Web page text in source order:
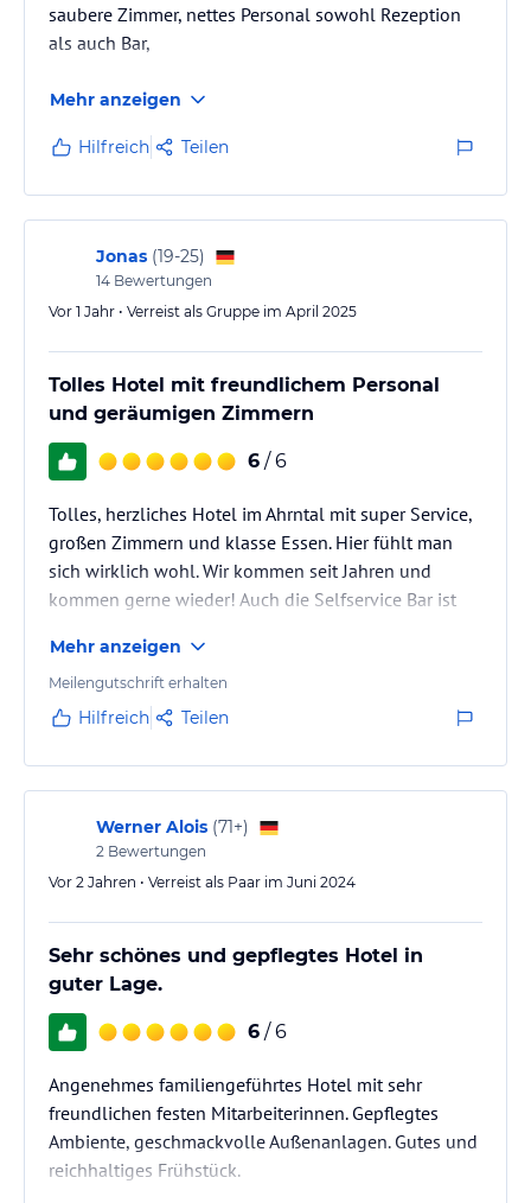
saubere Zimmer, nettes Personal sowohl Rezeption
als auch Bar,
Mehr anzeigen
Hilfreich Teilen
Jonas (19-25)
14 Bewertungen
Vor 1 Jahr • Verreist als Gruppe im April 2025
Tolles Hotel mit freundlichem Personal
und geräumigen Zimmern
6 / 6
Tolles, herzliches Hotel im Ahrntal mit super Service,
großen Zimmern und klasse Essen. Hier fühlt man
sich wirklich wohl. Wir kommen seit Jahren und
kommen gerne wieder! Auch die Selfservice Bar ist
Mehr anzeigen
Meilengutschrift erhalten
Hilfreich Teilen
Werner Alois (71+)
2 Bewertungen
Vor 2 Jahren • Verreist als Paar im Juni 2024
Sehr schönes und gepflegtes Hotel in
guter Lage.
6 / 6
Angenehmes familiengeführtes Hotel mit sehr
freundlichen festen Mitarbeiterinnen. Gepflegtes
Ambiente, geschmackvolle Außenanlagen. Gutes und
reichhaltiges Frühstück.